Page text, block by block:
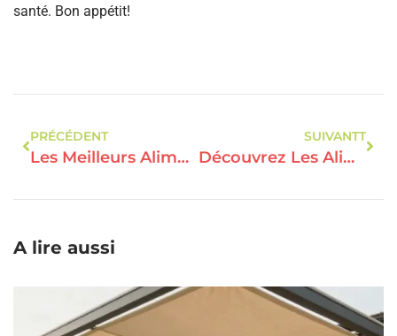
santé. Bon appétit!
PRÉCÉDENT
Les Meilleurs Aliments Anti-Inflammatoires Pour Sublimer Vos Plats
SUIVANTT
Découvrez Les Aliments Qui Boostent Votre Bonheur Grâce À La Gastronomie Dopamine
A lire aussi